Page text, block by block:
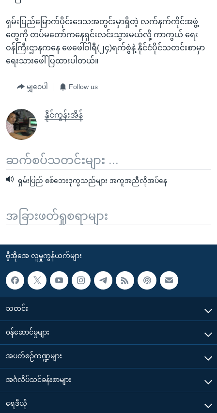
ရှမ်းပြည်မြောက်ပိုင်းဒေသအတွင်းမှာရှိတဲ့ လက်နက်ကိုင်အဖွဲ့
တွေကို တပ်မတော်ကနေရှင်းလင်းသွားမယ်လို့ ကာကွယ် ရေး
ဝန်ကြီးဌာနကနေ ဖေဖေါ်ဝါရီ(၂၄)ရက်စွဲနဲ့ နိုင်ငံပိုင်သတင်းစာမှာ
ရေးသားဖေါ်ပြထားပါတယ်။
မျှဝေပါ Follow us
နိုင်ကွန်းအိန်
ဆက်စပ်သတင်းများ ...
ရှမ်းပြည် စစ်ဘေးဒုက္ခသည်များ အကူအညီလိုအပ်နေ
အခြားဖတ်ရှုစရာများ
ဗွီအိုအေ လူမှုကွန်ယက်များ
သတင်း
၀န်ဆောင်မှုများ
အပတ်စဉ်ကဏ္ဍများ
အင်္ဂလိပ်သင်ခန်းစာများ
ရေဒီယို